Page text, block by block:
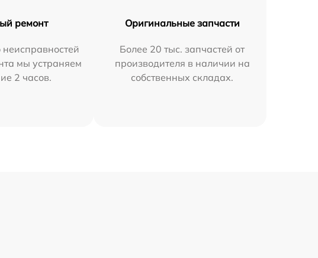
ремонт
мы устраняем
2 часов.
Оригинальные запчасти
Более 20 тыс. запчастей от
производителя в наличии на
собственных складах.